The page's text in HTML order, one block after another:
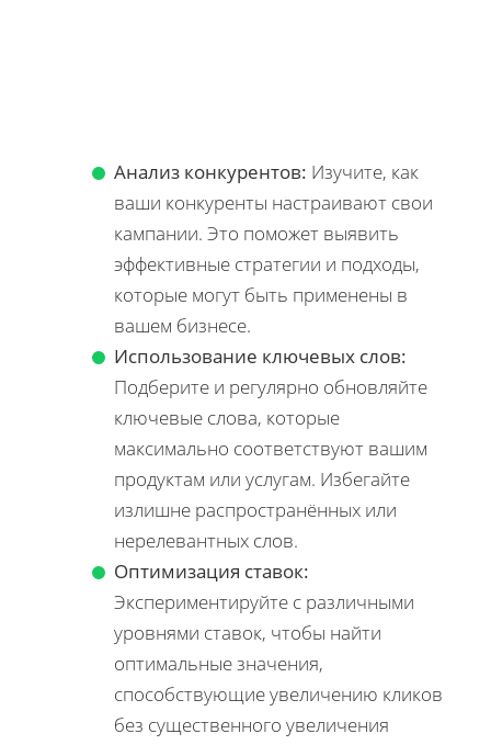
Анализ конкурентов: Изучите, как
ваши конкуренты настраивают свои
кампании. Это поможет выявить
эффективные стратегии и подходы,
которые могут быть применены в
вашем бизнесе.
Использование ключевых слов:
Подберите и регулярно обновляйте
ключевые слова, которые
максимально соответствуют вашим
продуктам или услугам. Избегайте
излишне распространённых или
нерелевантных слов.
Оптимизация ставок:
Экспериментируйте с различными
уровнями ставок, чтобы найти
оптимальные значения,
способствующие увеличению кликов
без существенного увеличения